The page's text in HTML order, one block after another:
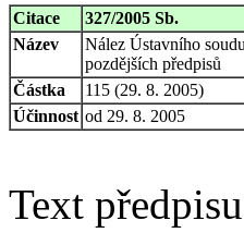
Citace
327/2005 Sb.
Název
Nález Ústavního
pozdějších předpisů
Částka
115 (29. 8. 2005)
Účinnost od 29. 8. 2005
Text